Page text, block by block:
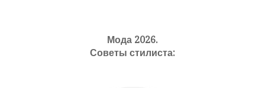
Мода 2026.
Советы стилиста: